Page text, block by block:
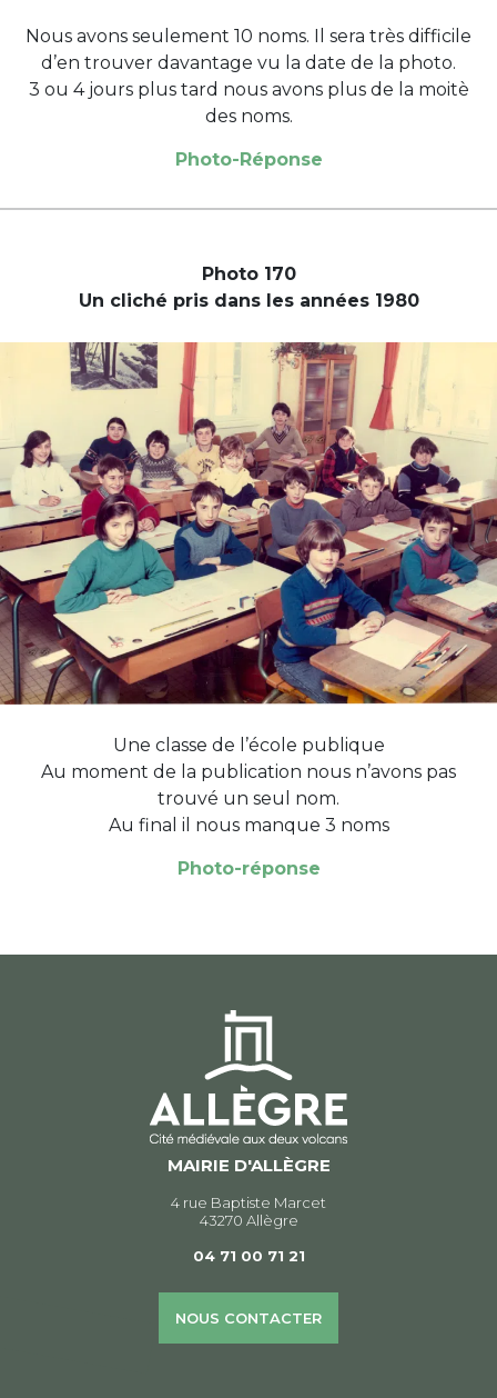
Nous avons seulement 10 noms. Il sera très difficile
d’en trouver davantage vu la date de la photo.
3 ou 4 jours plus tard nous avons plus de la moitè
des noms.
Photo-Réponse
Photo 170
Un cliché pris dans les années 1980
Une classe de l’école publique
Au moment de la publication nous n’avons pas
trouvé un seul nom.
Au final il nous manque 3 noms
Photo-réponse
MAIRIE D'ALLÈGRE
4 rue Baptiste Marcet
43270 Allègre
04 71 00 71 21
NOUS CONTACTER